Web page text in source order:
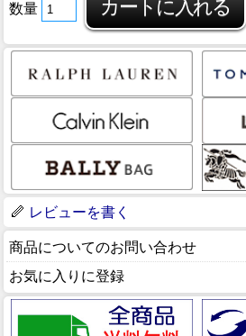
数量
レビューを書く
商品についてのお問い合わせ
お気に入りに登録